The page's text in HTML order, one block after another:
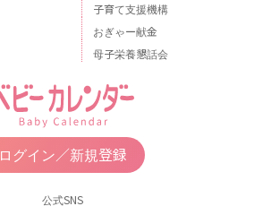
子育て支援機構
おぎゃー献金
母子栄養懇話会
ログイン／新規登録
公式SNS